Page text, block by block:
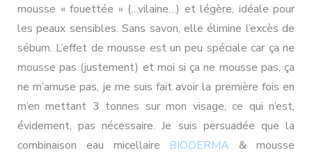
mousse « fouettée » (…vilaine…) et légère, idéale pour
les peaux sensibles. Sans savon, elle élimine l’excès de
sébum. L’effet de mousse est un peu spéciale car ça ne
mousse pas (justement) et moi si ça ne mousse pas, ça
ne m’amuse pas, je me suis fait avoir la première fois en
m’en mettant 3 tonnes sur mon visage, ce qui n’est,
évidement, pas nécessaire. Je suis persuadée que la
combinaison eau micellaire BIODERMA & mousse